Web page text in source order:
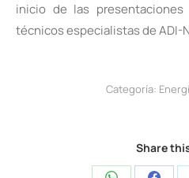
inicio de las
técnicos especialistas de ADI-
Categoría:
Share